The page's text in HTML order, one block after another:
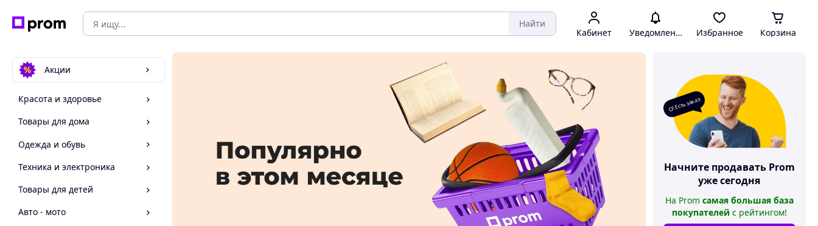
Найти
Кабинет Уведомления Избранное Корзина
Акции
Красота и здоровье
Товары для дома
Одежда и обувь
Техника и электроника
Товары для детей
Авто - мото
О! Есть заказ
Начните продавать Prom
уже сегодня
На Prom самая большая база
покупателей с рейтингом!